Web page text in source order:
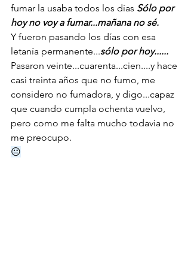
fumar la usaba todos los días Sólo por
hoy no voy a fumar...mañana no sé.
Y fueron pasando los días con esa
letanía permanente...sólo por hoy......
Pasaron veinte...cuarenta...cien....y hace
casi treinta años que no fumo, me
considero no fumadora, y digo...capaz
que cuando cumpla ochenta vuelvo,
pero como me falta mucho todavia no
me preocupo.
😐